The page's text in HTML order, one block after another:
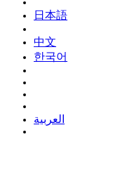
日本語
中文
한국어
العربية